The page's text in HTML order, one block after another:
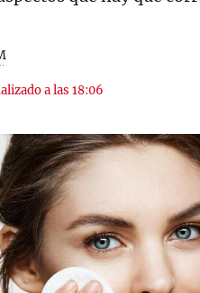
a las 18:06